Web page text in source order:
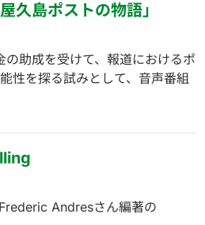
久島ポストの物語」
助成を受けて、報道におけるポ
性を探る試みとして、音声番組
Andresさん編著の